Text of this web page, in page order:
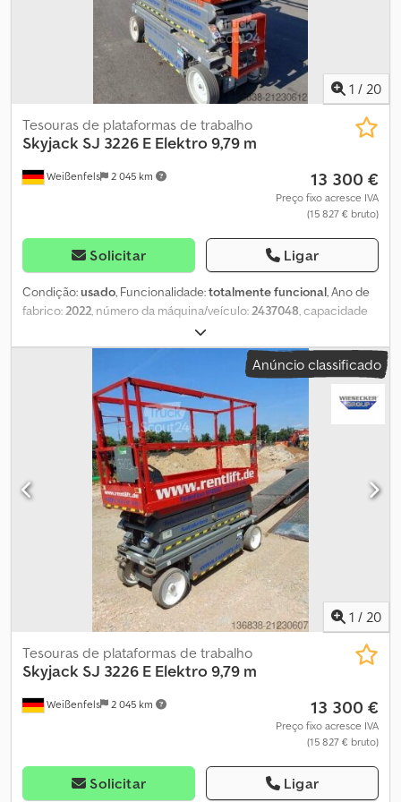
1 / 20
Weißenfels 2 045 km
Tesouras de plataformas de trabalho
Skyjack SJ 3226 E Elektro 9,79 m
13 300 €
Preço fixo acresce IVA
(15 827 € bruto)
Solicitar Ligar
Condição:usado, Funcionalidade:totalmente funcional, Ano de
fabrico:2022, número da máquina/veículo:2437048, capacidade
, altura de elevação:
plataforma:2 100 mm, largura da plataforma:700 mm, peso total:
2 320 mm, largura de
840 mm, altura de transporte:
combustível:elétrico, tamanho do pneu:16 x 5 x 12 vermelho,
Dados técnicos Ano de fabrico: 2022 Motor: Elétrico Altura de
trabalho: 9,79 m Altura da plataforma: 7,79 m Dimensão da
plataforma (C x L): 2,10 m x 0,70 m Extensão da plataforma: 0,91 m
Dimensões totais (C x L x A): 2,32 m x 0,84 m x 2,29 m Peso: 2.014 kg
Capacidade máxima de carga: 227 kg Capacidade máxima de
subida: 25 % Velocidade de translação: 0,9 - 3,4 km/h Entrega
opcional possível Aluguer opcional possível Totalmente funcional,
estado geral de uso Dkodoyi Sayspfx Acqsr
Anúncio classificado
1 / 20
Weißenfels 2 045 km
Tesouras de plataformas de trabalho
Skyjack SJ 3226 E Elektro 9,79 m
13 300 €
Preço fixo acresce IVA
(15 827 € bruto)
Solicitar Ligar